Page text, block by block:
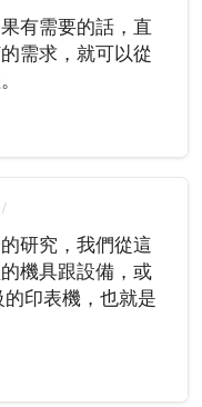
有需要的話，直
需求，就可以從
研究，我們從這
機具跟設備，或
印表機，也就是